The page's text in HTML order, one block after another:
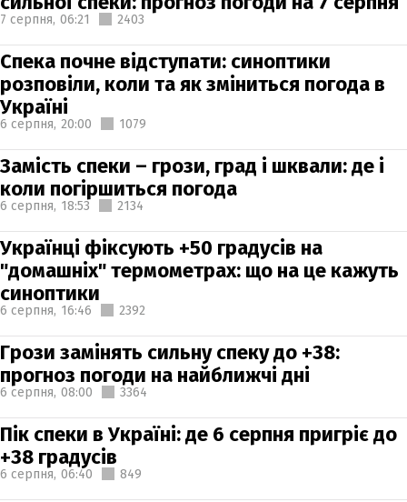
7 серпня, 06:21 2403
Спека почне відступати: синоптики
розповіли, коли та як зміниться погода в
Україні
6 серпня, 20:00 1079
Замість спеки – грози, град і шквали: де і
коли погіршиться погода
6 серпня, 18:53 2134
Українці фіксують +50 градусів на
"домашніх" термометрах: що на це кажуть
синоптики
6 серпня, 16:46 2392
Грози замінять сильну спеку до +38:
прогноз погоди на найближчі дні
6 серпня, 08:00 3364
Пік спеки в Україні: де 6 серпня пригріє до
+38 градусів
6 серпня, 06:40 849